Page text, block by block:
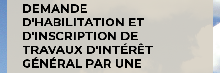
DEMANDE
D'HABILITATION ET
D'INSCRIPTION DE
TRAVAUX D'INTÉRÊT
GÉNÉRAL PAR UNE